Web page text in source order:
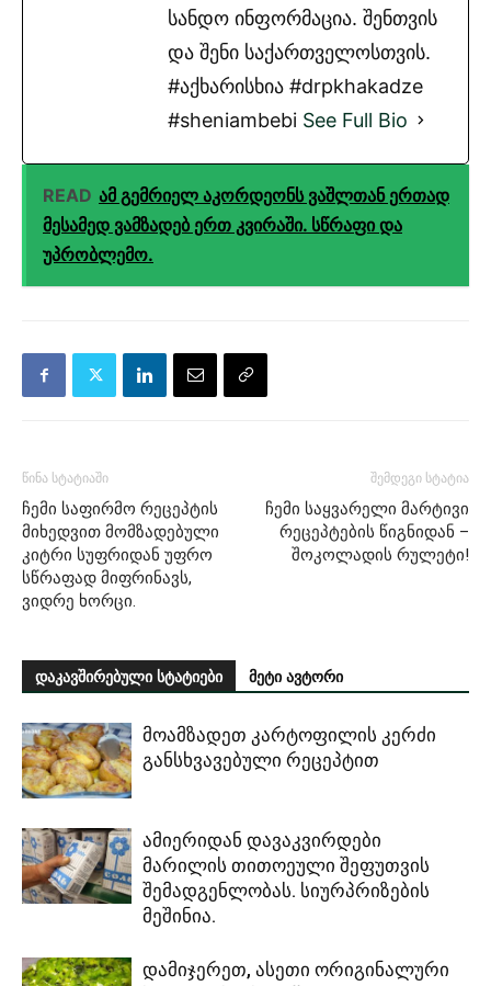
სანდო ინფორმაცია. შენთვის
და შენი საქართველოსთვის.
#აქხარისხია #drpkhakadze
#sheniambebi See Full Bio
READ ამ გემრიელ აკორდეონს ვაშლთან ერთად
მესამედ ვამზადებ ერთ კვირაში. სწრაფი და
უპრობლემო.
წინა სტატიაში
ჩემი საფირმო რეცეპტის
მიხედვით მომზადებული
კიტრი სუფრიდან უფრო
სწრაფად მიფრინავს,
ვიდრე ხორცი.
შემდეგი სტატია
ჩემი საყვარელი მარტივი
რეცეპტების წიგნიდან –
შოკოლადის რულეტი!
დაკავშირებული სტატიები მეტი ავტორი
მოამზადეთ კარტოფილის კერძი
განსხვავებული რეცეპტით
ამიერიდან დავაკვირდები
მარილის თითოეული შეფუთვის
შემადგენლობას. სიურპრიზების
მეშინია.
დამიჯერეთ, ასეთი ორიგინალური